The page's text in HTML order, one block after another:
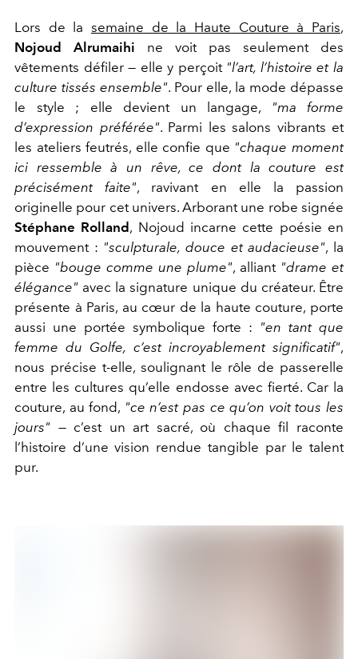
Lors de la semaine de la Haute Couture à Paris,
Nojoud Alrumaihi ne voit pas seulement des
vêtements défiler — elle y perçoit "l’art, l’histoire et la
culture tissés ensemble". Pour elle, la mode dépasse
le style ; elle devient un langage,
"ma forme
d’expression préférée". Parmi les salons vibrants et
les ateliers feutrés, elle confie que "chaque moment
ici ressemble à un rêve, ce dont la couture est
précisément faite", ravivant en elle la passion
originelle pour cet univers. Arborant une robe signée
Stéphane Rolland, Nojoud incarne cette poésie en
mouvement : "sculpturale, douce et audacieuse", la
pièce "bouge comme une plume", alliant "drame et
élégance" avec la signature unique du créateur. Être
présente à Paris, au cœur de la haute couture, porte
aussi une portée symbolique forte : "en tant que
femme du Golfe, c’est incroyablement significatif",
nous précise t-elle, soulignant le rôle de passerelle
entre les cultures qu’elle endosse avec fierté. Car la
couture, au fond, "ce n’est pas ce qu’on voit tous les
jours" — c’est un art sacré, où chaque fil raconte
l’histoire d’une vision rendue tangible par le talent
pur.